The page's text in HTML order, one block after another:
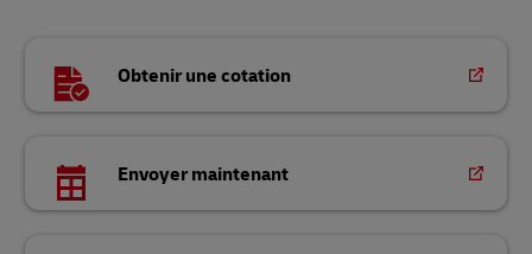
Obtenir une cotation
Envoyer maintenant